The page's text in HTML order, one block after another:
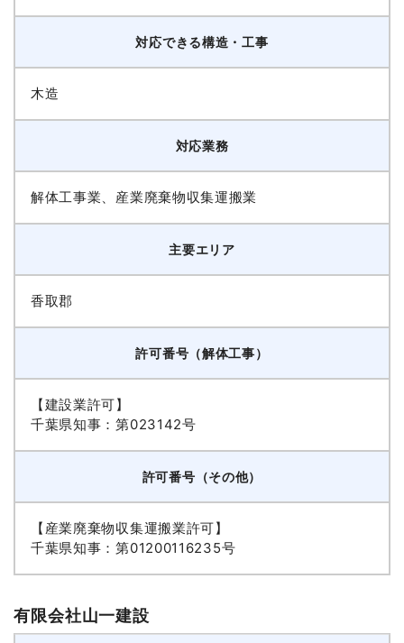
対応できる構造・工事
木造
対応業務
解体工事業、産業廃棄物収集運搬業
主要エリア
香取郡
許可番号（解体工事）
【建設業許可】
千葉県知事：第023142号
許可番号（その他）
【産業廃棄物収集運搬業許可】
千葉県知事：第01200116235号
有限会社山一建設